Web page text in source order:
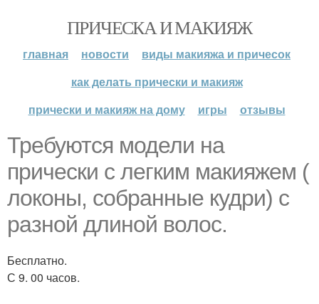
ПРИЧЕСКА И МАКИЯЖ
главная новости
виды макияжа и причесок
как делать прически и макияж
прически и макияж на дому
игры отзывы
Требуются модели на
прически с легким макияжем (
локоны, собранные кудри) с
разной длиной волос.
Бесплатно.
С 9. 00 часов.